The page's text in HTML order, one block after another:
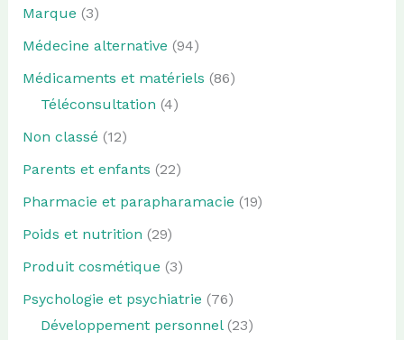
Marque (3)
Médecine alternative (94)
Médicaments et matériels (86)
Téléconsultation (4)
Non classé (12)
Parents et enfants (22)
Pharmacie et parapharamacie (19)
Poids et nutrition (29)
Produit cosmétique (3)
Psychologie et psychiatrie (76)
Développement personnel(23)